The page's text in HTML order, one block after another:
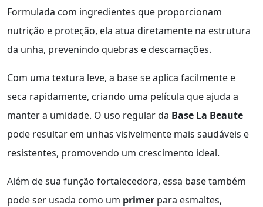
Formulada com ingredientes que proporcionam
nutrição e proteção, ela atua diretamente na estrutura
da unha, prevenindo quebras e descamações.
Com uma textura leve, a base se aplica facilmente e
seca rapidamente, criando uma película que ajuda a
manter a umidade. O uso regular da Base La Beaute
pode resultar em unhas visivelmente mais saudáveis e
resistentes, promovendo um crescimento ideal.
Além de sua função fortalecedora, essa base também
pode ser usada como um primer para esmaltes,